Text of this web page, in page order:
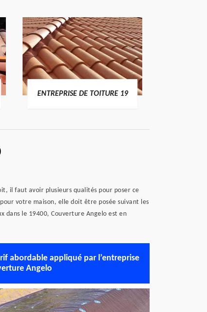
ENTREPRISE DE TOITURE 19
il faut avoir plusieurs qualités pour poser ce
votre maison, elle doit être posée suivant les
dans le 19400, Couverture Angelo est en
abordable appliqué par l’entreprise
Angelo